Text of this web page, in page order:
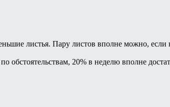
листья. Пару листов вполне можно, если
20% в неделю вполне